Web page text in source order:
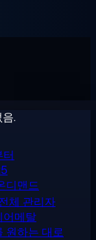
.
디맨드
체 관리자
어메탈
원하는 대로